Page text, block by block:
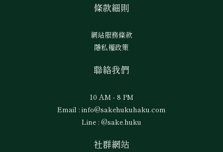
條款細則
網站服務條款
隱私權政策
聯絡我們
10 AM - 8 PM
Email : info@sakehukuhaku.com
Line : @sake.huku
社群網站